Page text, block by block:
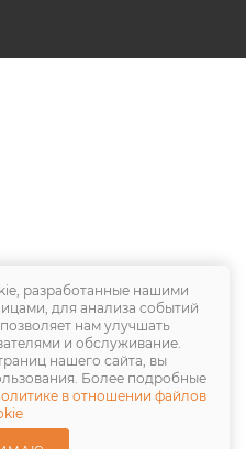
разработанные нашими
для анализа событий
нам улучшать
и обслуживание.
нашего сайта, вы
Более подробные
в отношении файлов